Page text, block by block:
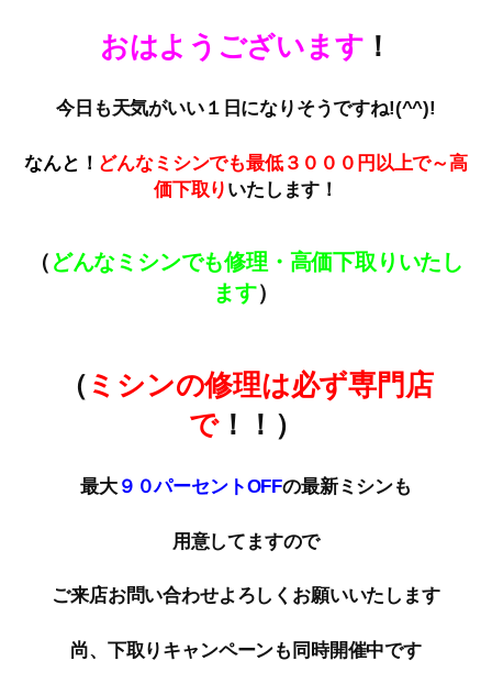
おはようございます ！
今日も天気がいい１日になりそうですね!(^^)!
なんと！ どんなミシンでも最低３０００円以上で～高
価下取り いたします！
（ どんなミシンでも修理・高価下取りいたし
ます）
（ ミシンの修理は必ず専門店
で！！）
最大９０パーセントOFFの最新ミシンも
用意してますので
ご来店お問い合わせよろしくお願いいたします
尚、下取りキャンペーンも同時開催中です